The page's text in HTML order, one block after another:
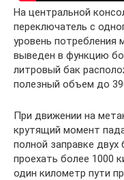
На центральной
переключатель с
уровень потребления
выведен в функцию
литровый бак
полезный объем до
При движении на
крутящий момент
полной заправке
проехать более 1000
один километр пути